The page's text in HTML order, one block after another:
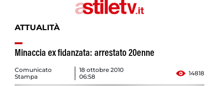
ATTUALITÀ
Minaccia ex fidanzata: arrestato 20enne
Comunicato
Stampa
18 ottobre 2010
06:58
14818